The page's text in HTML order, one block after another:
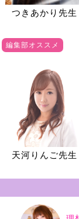
つきあかり先生
編集部オススメ
天河りんご先生